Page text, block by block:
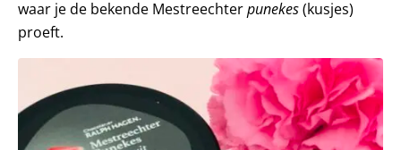
waar je de bekende Mestreechterpunekes(kusjes)
proeft.